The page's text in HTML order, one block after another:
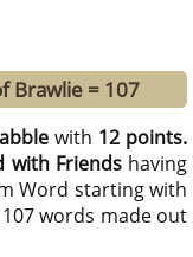
Brawlie = 107
with 12 points.
with Friendshaving
Word starting with
words made out